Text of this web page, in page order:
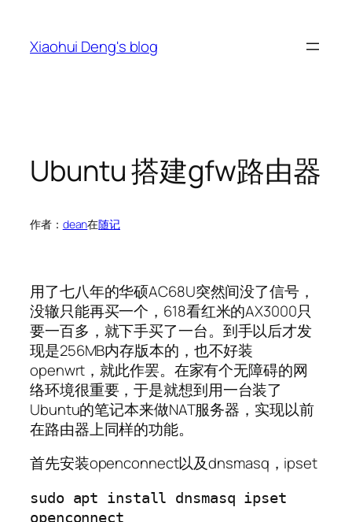
Xiaohui Deng's blog
Ubuntu 搭建gfw路由器
作者： dean在随记
用了七八年的华硕AC68U突然间没了信号，
没辙只能再买一个，618看红米的AX3000只
要一百多，就下手买了一台。到手以后才发
现是256MB内存版本的，也不好装
openwrt，就此作罢。在家有个无障碍的网
络环境很重要，于是就想到用一台装了
Ubuntu的笔记本来做NAT服务器，实现以前
在路由器上同样的功能。
首先安装openconnect以及dnsmasq，ipset
sudo apt install dnsmasq ipset
openconnect